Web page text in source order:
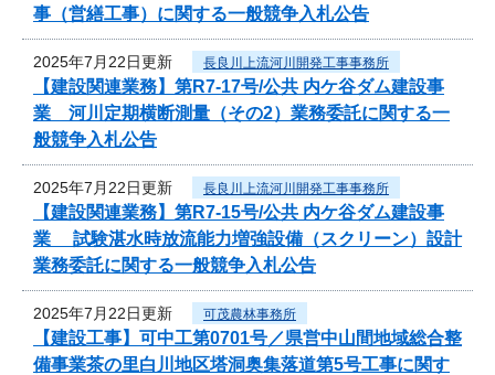
事（営繕工事）に関する一般競争入札公告
2025年7月22日更新 長良川上流河川開発工事事務所
【建設関連業務】第R7-17号/公共 内ケ谷ダム建設事
業 河川定期横断測量（その2）業務委託に関する一
般競争入札公告
2025年7月22日更新 長良川上流河川開発工事事務所
【建設関連業務】第R7-15号/公共 内ケ谷ダム建設事
業 試験湛水時放流能力増強設備（スクリーン）設計
業務委託に関する一般競争入札公告
2025年7月22日更新 可茂農林事務所
【建設工事】可中工第0701号／県営中山間地域総合整
備事業茶の里白川地区塔洞奥集落道第5号工事に関す